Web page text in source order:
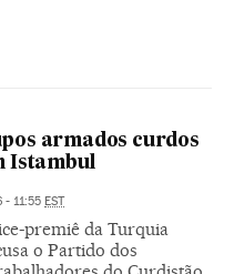
armados curdos
Istambul
- 11:55 EST
premiê da Turquia
o Partido dos